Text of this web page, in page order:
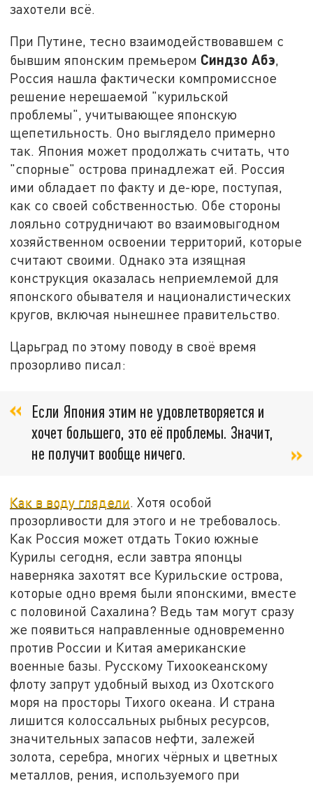
захотели всё.
При Путине, тесно взаимодействовавшем с
бывшим японским премьером Синдзо Абэ,
Россия нашла фактически компромиссное
решение нерешаемой "курильской
проблемы", учитывающее японскую
щепетильность. Оно выглядело примерно
так. Япония может продолжать считать, что
"спорные" острова принадлежат ей. Россия
ими обладает по факту и де-юре, поступая,
как со своей собственностью. Обе стороны
лояльно сотрудничают во взаимовыгодном
хозяйственном освоении территорий, которые
считают своими. Однако эта изящная
конструкция оказалась неприемлемой для
японского обывателя и националистических
кругов, включая нынешнее правительство.
Царьград по этому поводу в своё время
прозорливо писал:
Если Япония этим не удовлетворяется и
хочет большего, это её проблемы. Значит,
не получит вообще ничего.
Как в воду глядели. Хотя особой
прозорливости для этого и не требовалось.
Как Россия может отдать Токио южные
Курилы сегодня, если завтра японцы
наверняка захотят все Курильские острова,
которые одно время были японскими, вместе
с половиной Сахалина? Ведь там могут сразу
же появиться направленные одновременно
против России и Китая американские
военные базы. Русскому Тихоокеанскому
флоту запрут удобный выход из Охотского
моря на просторы Тихого океана. И страна
лишится колоссальных рыбных ресурсов,
значительных запасов нефти, залежей
золота, серебра, многих чёрных и цветных
металлов, рения, используемого при